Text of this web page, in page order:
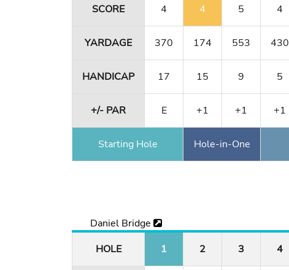
SCORE 4 4 5 4
YARDAGE 370 174 553 430
HANDICAP 17 15 9 5
+/- PAR E +1 +1 +1
Starting Hole Hole-in-One
Daniel Bridge
HOLE
1 2 3 4